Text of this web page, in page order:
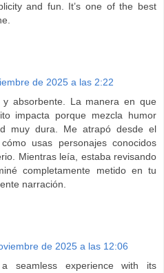
and fun. It’s one of the best
de 2025 a las 2:22
absorbente. La manera en que
impacta porque mezcla humor
muy dura. Me atrapó desde el
usas personajes conocidos
Mientras leía, estaba revisando
completamente metido en tu
narración.
de 2025 a las 12:06
seamless experience with its